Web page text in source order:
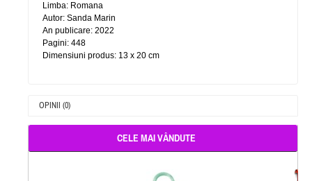
Limba: Romana
Autor: Sanda Marin
An publicare: 2022
Pagini: 448
Dimensiuni produs: 13 x 20 cm
OPINII (0)
CELE MAI VÂNDUTE